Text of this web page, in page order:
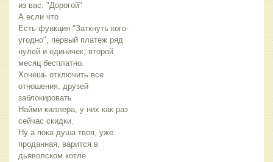
из вас: "Дорогой"
А если что
Есть функция "Заткнуть кого-
угодно", первый платеж ряд
нулей и единичек, второй
месяц бесплатно.
Хочешь отключить все
отношения, друзей
заблокировать
Найми киллера, у них как раз
сейчас скидки.
Ну а пока душа твоя, уже
проданная, варится в
дьяволском котле